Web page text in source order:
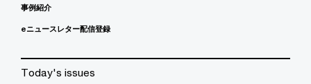
事例紹介
eニュースレター配信登録
Today's issues